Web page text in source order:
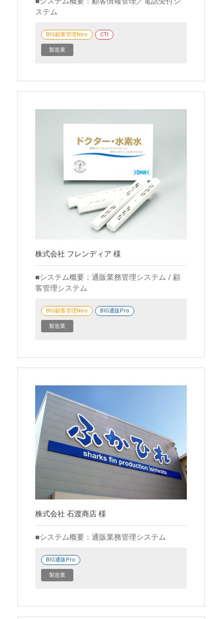
ステム
BIG顧客管理Neo CTI
製造業
株式会社 フレンディア 様
システム概要：通販業務管理システム / 顧
客管理システム
BIG顧客管理Neo BIG通販Pro
製造業
株式会社 石渡商店 様
システム概要：通販業務管理システム
BIG通販Pro
製造業